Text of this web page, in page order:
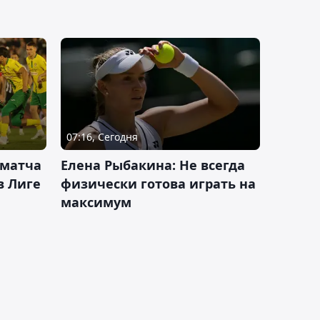
Лиге
07:16, Сегодня
Елена Рыбакина: Не всегда
физически готова играть на
максимум